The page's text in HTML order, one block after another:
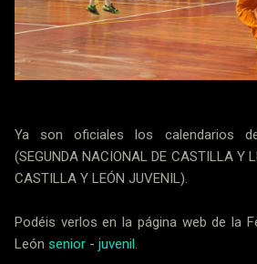
Ya son oficiales los calendarios
(SEGUNDA NACIONAL DE CASTILLA Y
CASTILLA Y LEÓN JUVENIL).
Podéis verlos en la página web de la
León senior - juvenil.